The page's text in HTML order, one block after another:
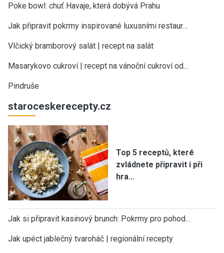
Poke bowl: chuť Havaje, která dobývá Prahu
Jak připravit pokrmy inspirované luxusními restaur…
Vlčický bramborový salát | recept na salát
Masarykovo cukroví | recept na vánoční cukroví od…
Pindruše
staroceskerecepty.cz
Top 5 receptů, které
zvládnete připravit i při
hra…
Jak si připravit kasinový brunch: Pokrmy pro pohod…
Jak upéct jablečný tvaroháč | regionální recepty